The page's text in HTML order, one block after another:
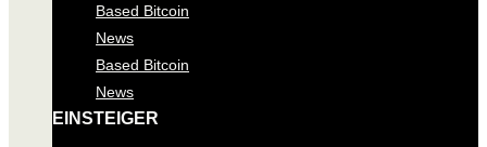
Based Bitcoin
News
Based Bitcoin
News
EINSTEIGER